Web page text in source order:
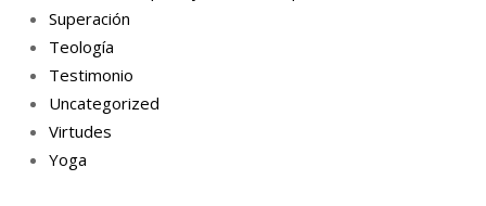
Superación
Teología
Testimonio
Uncategorized
Virtudes
Yoga